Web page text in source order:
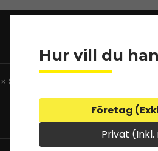
8.95 cm
Hur vill du
Företag
Privat